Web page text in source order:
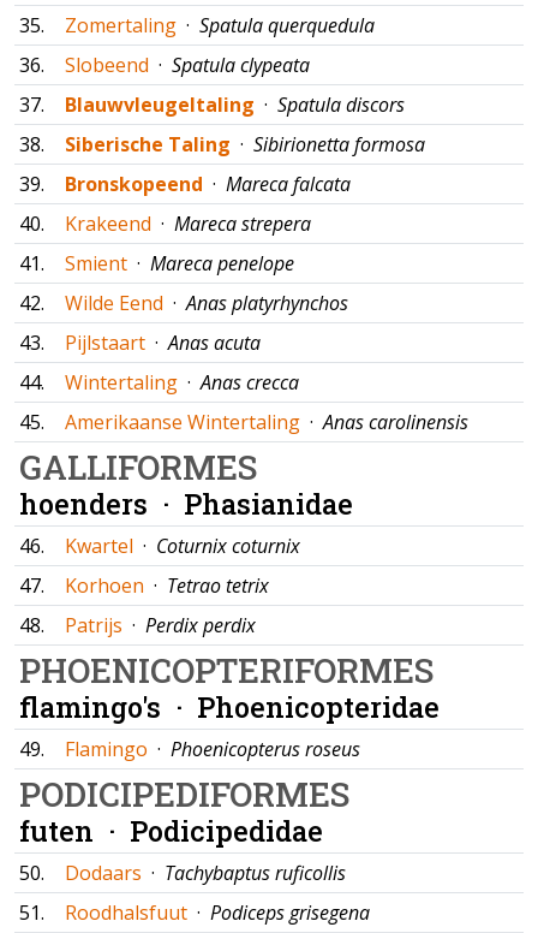
35.
Zomertaling · Spatula querquedula
36.
Slobeend · Spatula clypeata
37.
Blauwvleugeltaling · Spatula discors
38.
Siberische Taling · Sibirionetta formosa
39.
Bronskopeend · Mareca falcata
40.
Krakeend · Mareca strepera
41.
Smient · Mareca penelope
42.
Wilde Eend ·Anas platyrhynchos
43.
Pijlstaart ·Anas acuta
44.
Wintertaling ·Anas crecca
45.
Amerikaanse Wintertaling ·Anas carolinensis
GALLIFORMES
hoenders · Phasianidae
46. Kwartel · Coturnix coturnix
47.
Korhoen · Tetrao tetrix
48.
Patrijs · Perdix perdix
PHOENICOPTERIFORMES
flamingo's · Phoenicopteridae
49. Flamingo · Phoenicopterus roseus
PODICIPEDIFORMES
futen · Podicipedidae
50. Dodaars · Tachybaptus ruficollis
51.
Roodhalsfuut · Podiceps grisegena